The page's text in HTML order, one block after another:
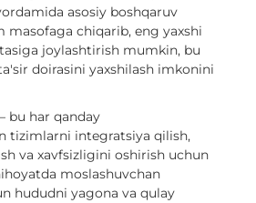
asosiy boshqaruv
masofaga chiqarib, eng yaxshi
joylashtirish mumkin, bu
doirasini yaxshilash imkonini
bu har qanday
tizimlarni integratsiya qilish,
va xavfsizligini oshirish uchun
moslashuvchan
hududni yagona va qulay